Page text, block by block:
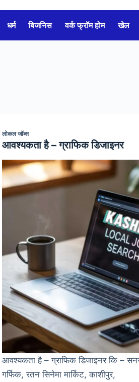
धर्म बिजनिस वर्क फ्रॉम होम खेल
लोकल जॉब्स
आवश्यकता है – ग्राफिक डिजाइनर
आवश्यकता है – ग्राफिक डिजाइनर कि –
गर्फिक, रतन सिनेमा मार्किट, काशीपुर,